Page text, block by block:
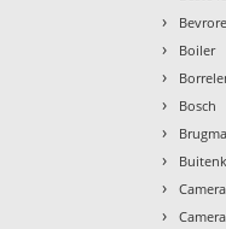
›
› Boiler
›
› Bosch
›
›
›
›